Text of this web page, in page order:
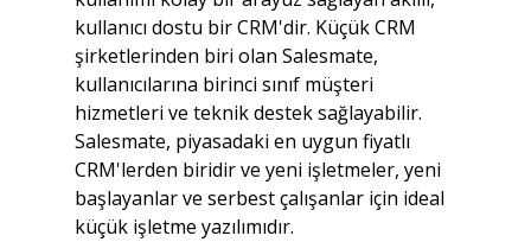
kullanıcı dostu bir CRM'dir. Küçük CRM
şirketlerinden biri olan Salesmate,
kullanıcılarına birinci sınıf müşteri
hizmetleri ve teknik destek sağlayabilir.
Salesmate, piyasadaki en uygun fiyatlı
CRM'lerden biridir ve yeni işletmeler, yeni
başlayanlar ve serbest çalışanlar için ideal
küçük işletme yazılımıdır.